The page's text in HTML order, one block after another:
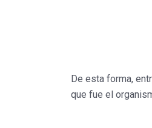
De esta forma,
que fue el